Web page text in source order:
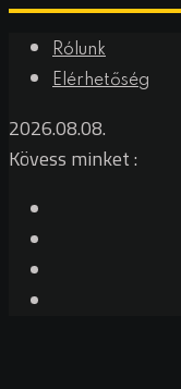
Rólunk
Elérhetőség
2026.08.08.
Kövess minket :